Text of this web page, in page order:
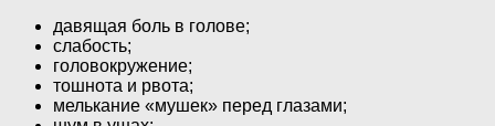
давящая боль в голове;
слабость;
головокружение;
тошнота и рвота;
мелькание «мушек» перед глазами;